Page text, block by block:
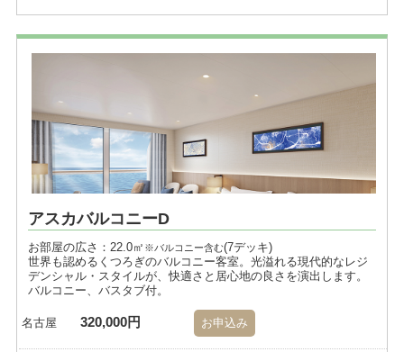
アスカバルコニーD
お部屋の広さ：22.0㎡ ※バルコニー含む(7デッキ)
世界も認めるくつろぎのバルコニー客室。光溢れる現代的なレジ
デンシャル・スタイルが、快適さと居心地の良さを演出します。
バルコニー、バスタブ付。
名古屋 320,000円 お申込み